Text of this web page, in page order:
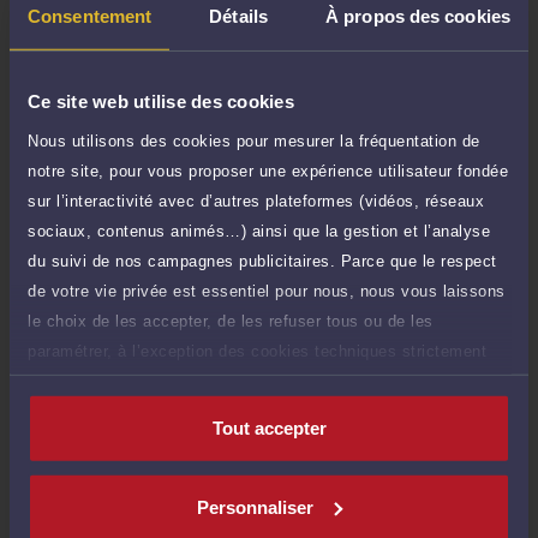
Consentement Détails À propos des cookies
Ce site web utilise des cookies
Nous utilisons des cookies pour mesurer la fréquentation de
notre site, pour vous proposer une expérience utilisateur fondée
sur l’interactivité avec d’autres plateformes (vidéos, réseaux
sociaux, contenus animés…) ainsi que la gestion et l’analyse
du suivi de nos campagnes publicitaires. Parce que le respect
de votre vie privée est essentiel pour nous, nous vous laissons
le choix de les accepter, de les refuser tous ou de les
paramétrer, à l’exception des cookies techniques strictement
nécessaires au fonctionnement du site.
Tout accepter
Personnaliser
de 1.000 caractères)
Consultation écrite
Etude de votre dossier + possibilité
d'ajout d'une pièce jointe
250 €
TTC
Consulter par écrit
Compétences
Droit de la famille, des personnes et de leur patrimoine